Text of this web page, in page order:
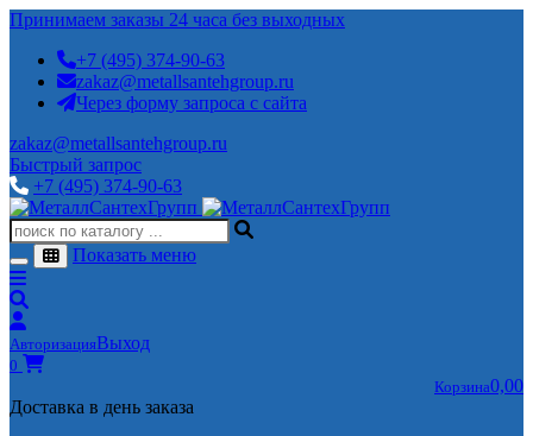
Принимаем заказы 24 часа без выходных
+7 (495) 374-90-63
zakaz@metallsantehgroup.ru
Через форму запроса с сайта
zakaz@metallsantehgroup.ru
Быстрый запрос
+7 (495) 374-90-63
Показать меню
АвторизацияВыход
0
Корзина0,00
Доставка в день заказа